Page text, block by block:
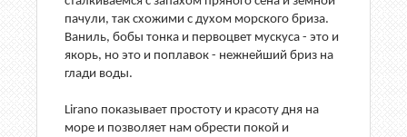
пачули, так схожими с духом морского бриза.
Ваниль, бобы тонка и первоцвет мускуса - это и
якорь, но это и поплавок - нежнейший бриз на
глади воды.
Lirano показывает простоту и красоту дня на
море и позволяет нам обрести покой и